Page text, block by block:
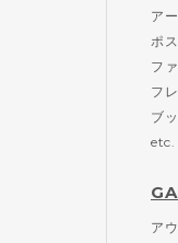
ア
ポ
フ
フ
ブ
etc.
ア